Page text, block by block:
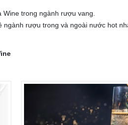
Wine trong ngành rượu vang.
ngành rượu trong và ngoài nước hot